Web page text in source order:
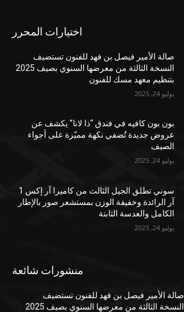
اختيارات المحرر
صالة الأمير فيصل بن فهد للفنون تستضيف
النسخة الثالثة من معرضها السنوي بصيف 2025
بتنظيم معهد مسك للفنون
يوليو 24, 2025
بون بون كافيه في فندق “ذا لانا” يكشف عن
عروض جديدة تُضفي نكهة مميّزة على أجواء
الصيف
يوليو 24, 2025
سوني تطلق الجيل الثالث من كاميرا آر إكس 1
آر الرائدة وخفيفة الوزن بمستشعر صور بالإطار
الكامل والعدسة الثابتة
يوليو 24, 2025
منشورات شائعة
صالة الأمير فيصل بن فهد للفنون تستضيف
النسخة الثالثة من معرضها السنوي بصيف 2025